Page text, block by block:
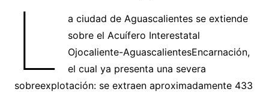
L
a ciudad de Aguascalientes se extiende
sobre el Acuífero Interestatal
Ojocaliente-AguascalientesEncarnación,
el cual ya presenta una severa
sobreexplotación: se extraen aproximadamente 433